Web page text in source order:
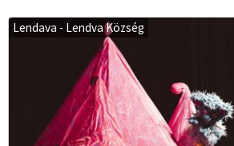
Lendava - Lendva Község